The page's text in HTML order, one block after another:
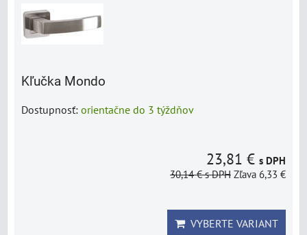
Kľučka Mondo
Dostupnosť: orientačne do 3 týždňov
23,81 € s DPH
30,14 €s DPH Zľava 6,33 €
VYBERTE VARIANT